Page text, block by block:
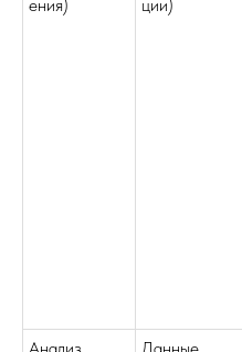
ения) ции)